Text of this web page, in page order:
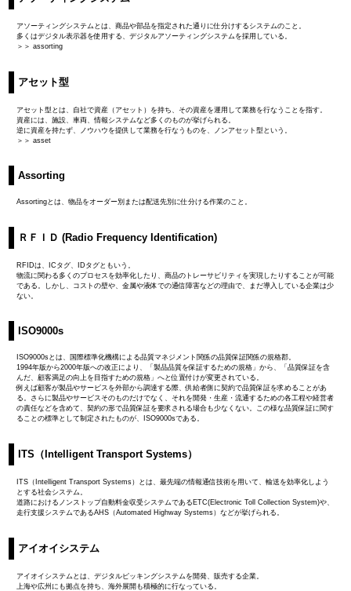
アソーティングシステムとは、商品や部品を指定された通りに仕分けするシステムのこと。
多くはデジタル表示器を使用する、デジタルアソーティングシステムを採用している。
＞＞ assorting
アセット型
アセット型とは、自社で資産（アセット）を持ち、その資産を運用して業務を行なうことを指す。
資産には、施設、車両、情報システムなど多くのものが挙げられる。
逆に資産を持たず、ノウハウを提供して業務を行なうものを、ノンアセット型という。
＞＞ asset
Assorting
Assortingとは、物品をオーダー別または配送先別に仕分ける作業のこと。
ＲＦＩＤ (Radio Frequency Identification)
RFIDは、ICタグ、IDタグともいう。
物流に関わる多くのプロセスを効率化したり、商品のトレーサビリティを実現したりすることが可能
である。しかし、コストの壁や、金属や液体での通信障害などの理由で、まだ導入している企業は少
ない。
ISO9000s
ISO9000sとは、国際標準化機構による品質マネジメント関係の品質保証関係の規格郡。
1994年版から2000年版への改正により、「製品品質を保証するための規格」から、「品質保証を含
んだ、顧客満足の向上を目指すための規格」へと位置付けが変更されている。
例えば顧客が製品やサービスを外部から調達する際、供給者側に契約で品質保証を求めることがあ
る。さらに製品やサービスそのものだけでなく、それを開発・生産・流通するための各工程や経営者
の責任などを含めて、契約の形で品質保証を要求される場合も少なくない。この様な品質保証に関す
ることの標準として制定されたものが、ISO9000sである。
ITS（Intelligent Transport Systems）
ITS（Intelligent Transport Systems）とは、最先端の情報通信技術を用いて、輸送を効率化しよう
とする社会システム。
道路におけるノンストップ自動料金収受システムであるETC(Electronic Toll Collection System)や、
走行支援システムであるAHS（Automated Highway Systems）などが挙げられる。
アイオイシステム
アイオイシステムとは、デジタルピッキングシステムを開発、販売する企業。
上海や広州にも拠点を持ち、海外展開も積極的に行なっている。